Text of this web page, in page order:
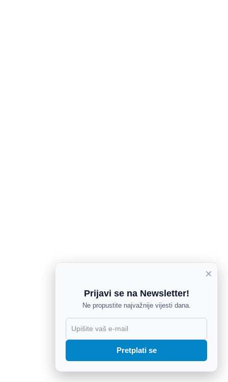
×
Prijavi se na Newsletter!
Ne propustite najvažnije vijesti dana.
Pretplati se